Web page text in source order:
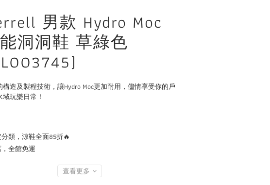
男款 Hydro Moc
洞洞鞋 草綠色
構造及製程技術，讓Hydro Moc更加耐用，儘情享受你的戶
玩樂日常！
類，涼鞋全面85折🔥
全館免運
查看更多